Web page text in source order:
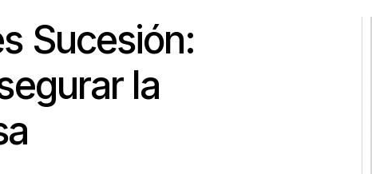
Sucesión: sugerencias para asegurar la permanencia exitosa
Sucesión:
la